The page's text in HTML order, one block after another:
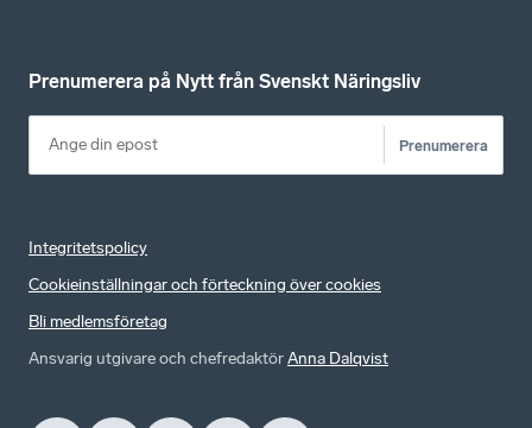
Prenumerera på Nytt från Svenskt Näringsliv
Prenumerera
Integritetspolicy
Cookieinställningar och förteckning över cookies
Bli medlemsföretag
Ansvarig utgivare och chefredaktörAnna Dalqvist